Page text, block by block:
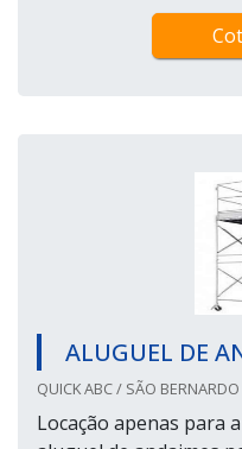
ALUGUEL DE
QUICK ABC / SÃO
Locação apenas para